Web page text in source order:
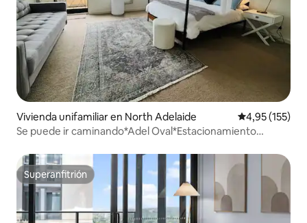
Vivienda unifamiliar en North Adelaide Calificación
4,95 (155)
Se puede ir caminando*Adel Oval*Estacionamiento
Superanfitrión
Superanfitrión